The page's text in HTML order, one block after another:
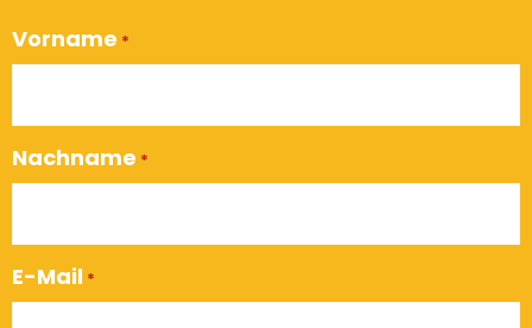
Vorname *
Nachname *
E-Mail *